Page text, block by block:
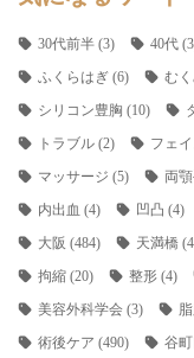
30代前半(3) 40代
ふくらはぎ(6) む
シリコン豊胸 (10)
トラブル(2) フェ
マッサージ (5) 両
内出血 (4) 凹凸 (4)
大阪 (484) 天満橋
拘縮(20) 整形(4)
美容外科学会(3)
術後ケア (490) 谷